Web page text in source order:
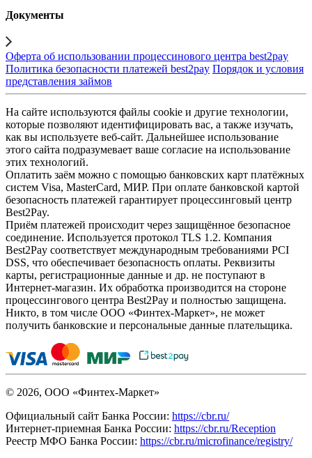
Документы
Оферта об использовании процессинового центра best2pay
Политика безопасности платежей best2pay Порядок и условия
представления займов
На сайте используются файлы cookie и другие технологии,
которые позволяют идентифицировать вас, а также изучать,
как вы используете веб-сайт. Дальнейшее использование
этого сайта подразумевает ваше согласие на использование
этих технологий.
Оплатить заём можно с помощью банковских карт платёжных
систем Visa, MasterCard, МИР. При оплате банковской картой
безопасность платежей гарантирует процессинговый центр
Best2Pay.
Приём платежей происходит через защищённое безопасное
соединение. Используется протокол TLS 1.2. Компания
Best2Pay соответствует международным требованиями PCI
DSS, что обеспечивает безопасность оплаты. Реквизиты
карты, регистрационные данные и др. не поступают в
Интернет-магазин. Их обработка производится на стороне
процессингового центра Best2Pay и полностью защищена.
Никто, в том числе ООО «Финтех-Маркет», не может
получить банковские и персональные данные плательщика.
© 2026, ООО «Финтех-Маркет»
Официальный сайт Банка России: https://cbr.ru/
Интернет-приемная Банка России: https://cbr.ru/Reception
Реестр МФО Банка России: https://cbr.ru/microfinance/registry/